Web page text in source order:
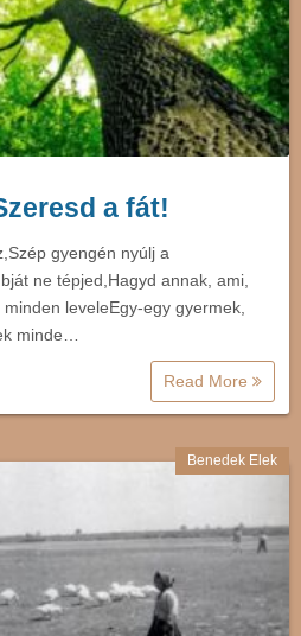
a fát!
gyengén nyúlj a
ne tépjed,Hagyd annak, ami,
leveleEgy-egy gyermek,
minde…
Read More
Benedek Elek